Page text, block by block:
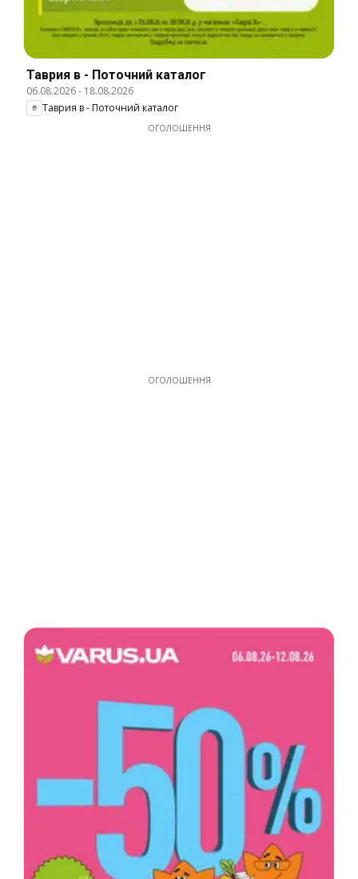
Таврия в - Поточний каталог
06.08.2026- 18.08.2026
Таврия в - Поточний каталог
ОГОЛОШЕННЯ
ОГОЛОШЕННЯ